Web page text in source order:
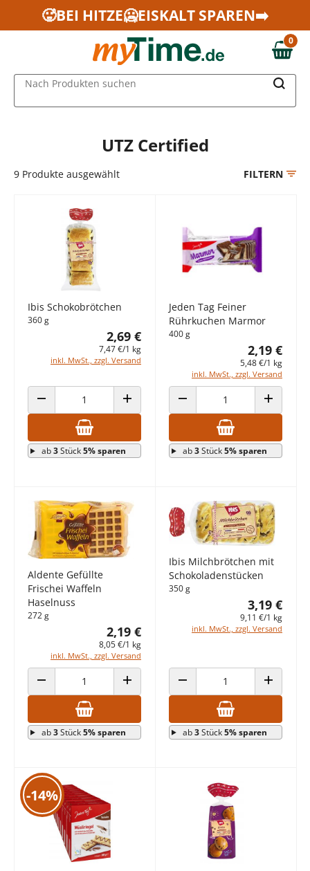
Zum Hauptinhalt springen
Zur Navigation springen
Zur Suche springen
🥵BEI HITZE🥶EISKALT SPAREN➡️
0,00 €
0
Nach Produkten suchen
UTZ Certified
9 Produkte ausgewählt FILTERN
Ibis Schokobrötchen
360 g
2,69 €
7,47 €/1 kg
inkl. MwSt., zzgl. Versand
ANZAHL VERRINGERN ANZAHL ERHÖHEN
ab3Stück5% sparen
Jeden Tag Feiner
Rührkuchen Marmor
400 g
2,19 €
5,48 €/1 kg
inkl. MwSt., zzgl. Versand
ANZAHL VERRINGERN ANZAHL
ab3Stück5% sparen
Aldente Gefüllte
Frischei Waffeln
Haselnuss
272 g
2,19 €
8,05 €/1 kg
inkl. MwSt., zzgl. Versand
ANZAHL VERRINGERN ANZAHL ERHÖHEN
ab3Stück5% sparen
Ibis Milchbrötchen mit
Schokoladenstücken
350 g
3,19 €
9,11 €/1 kg
inkl. MwSt., zzgl. Versand
ANZAHL VERRINGERN ANZAHL
ab3Stück5% sparen
-14%